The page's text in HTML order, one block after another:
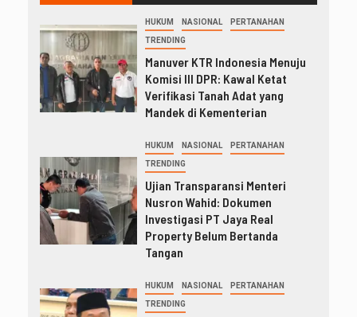
HUKUM NASIONAL PERTANAHAN
TRENDING
Manuver KTR Indonesia Menuju
Komisi III DPR: Kawal Ketat
Verifikasi Tanah Adat yang
Mandek di Kementerian
HUKUM NASIONAL PERTANAHAN
TRENDING
Ujian Transparansi Menteri
Nusron Wahid: Dokumen
Investigasi PT Jaya Real
Property Belum Bertanda
Tangan
HUKUM NASIONAL PERTANAHAN
TRENDING